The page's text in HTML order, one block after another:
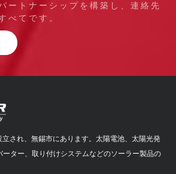
ートナーシップを構築し、連絡先
べてです。
され、無錫市にあります。太陽電池、太陽光発
ーター、取り付けシステムなどのソーラー製品の